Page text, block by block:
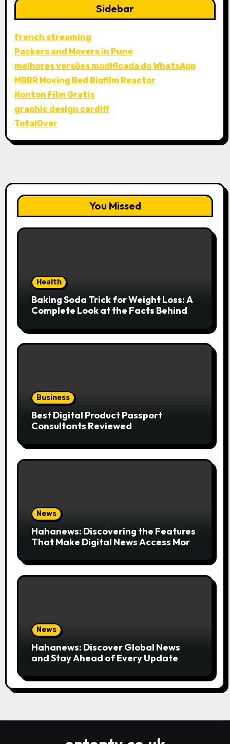
Sidebar
french streaming
Packers and Movers in Pune
melhores versões modificada do WhatsApp
MBBR Moving Bed Biofilm Reactor
Nonton Film Gratis
graphic design cardiff
TotalOver
You Missed
Health
Baking Soda Trick for Weight Loss: A
Complete Look at the Facts Behind
Business
Best Digital Product Passport
Consultants Reviewed
News
Hahanews: Discovering the Features
That Make Digital News Access More
News
Hahanews: Discover Global News
and Stay Ahead of Every Update